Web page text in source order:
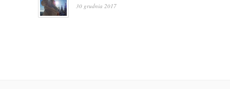
30 grudnia 2017